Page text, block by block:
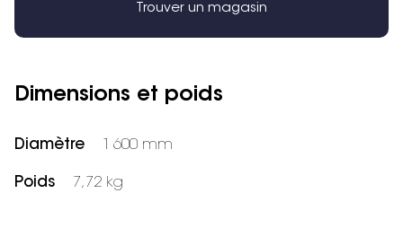
Trouver un magasin
Dimensions et poids
Diamètre 1 600 mm
Poids 7,72 kg